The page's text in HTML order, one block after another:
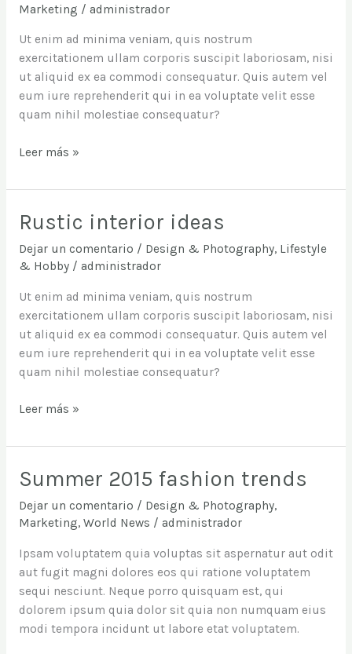
Marketing / administrador
Ut enim ad minima veniam, quis nostrum
exercitationem ullam corporis suscipit laboriosam, nisi
ut aliquid ex ea commodi consequatur. Quis autem vel
eum iure reprehenderit qui in ea voluptate velit esse
quam nihil molestiae consequatur?
principles
Leer más »
Rustic interior ideas
Dejar un comentario / Design & Photography, Lifestyle
& Hobby/ administrador
Ut enim ad minima veniam, quis nostrum
exercitationem ullam corporis suscipit laboriosam, nisi
ut aliquid ex ea commodi consequatur. Quis autem vel
eum iure reprehenderit qui in ea voluptate velit esse
quam nihil molestiae consequatur?
Rustic
ideas
Leer más »
Summer 2015 fashion trends
Dejar un comentario / Design & Photography,
Marketing, World News / administrador
Ipsam voluptatem quia voluptas sit aspernatur aut odit
aut fugit magni dolores eos qui ratione voluptatem
sequi nesciunt. Neque porro quisquam est, qui
dolorem ipsum quia dolor sit quia non numquam eius
modi tempora incidunt ut labore etat voluptatem.
Summer
fashion
trends